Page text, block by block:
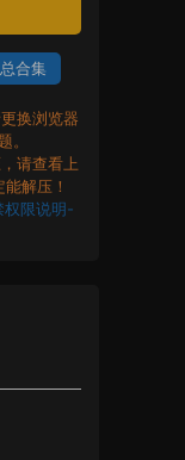
合集
换浏览器
。
请查看上
解压！
权限说明-